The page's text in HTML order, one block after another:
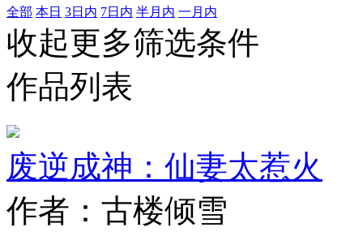
全部 本日 3日内 7日内 半月内 一月内
收起更多筛选条件
作品列表
废逆成神：仙妻太惹火
作者：古楼倾雪